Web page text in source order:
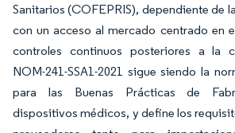
Sanitarios (COFEPRIS), dependiente de
con un acceso al mercado centrado en
controles continuos posteriores a la
NOM-241-SSA1-2021 sigue siendo la
para las Buenas Prácticas de
dispositivos médicos, y define los